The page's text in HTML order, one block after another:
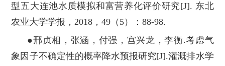
型五大连池水质模拟和富营养化评价研究[J]. 东北
农业大学学报，2018，49（5）：88-98.
●邢贞相，张涵，付强，宫兴龙，李衡.考虑气
象因子不确定性的概率降水预报研究[J].灌溉排水学